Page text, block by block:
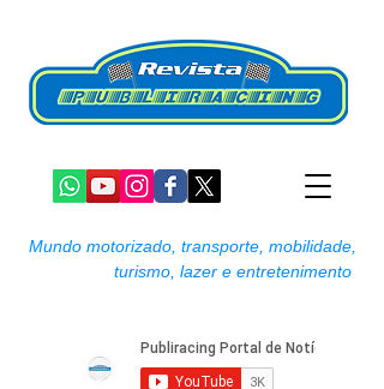
Mundo motorizado, transporte, mobilidade,
turismo, lazer e entretenimento